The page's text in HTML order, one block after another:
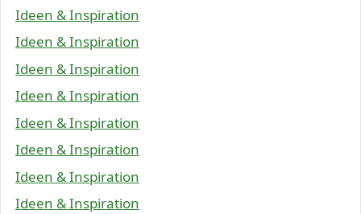
Ideen & Inspiration
Ideen & Inspiration
Ideen & Inspiration
Ideen & Inspiration
Ideen & Inspiration
Ideen & Inspiration
Ideen & Inspiration
Ideen & Inspiration